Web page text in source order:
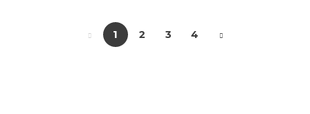
1 2 3 4